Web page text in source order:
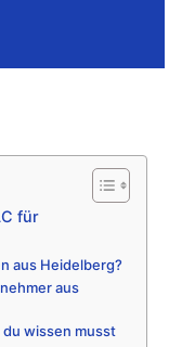
für
aus Heidelberg?
aus
du wissen musst